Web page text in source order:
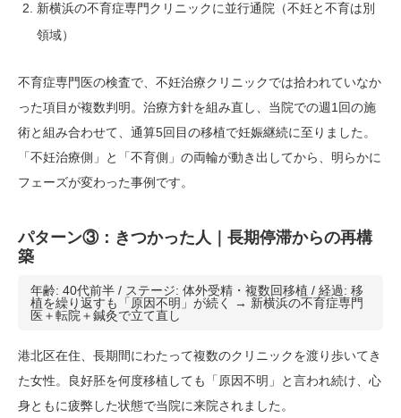
新横浜の不育症専門クリニックに並行通院（不妊と不育は別
領域）
不育症専門医の検査で、不妊治療クリニックでは拾われていなか
った項目が複数判明。治療方針を組み直し、当院での週1回の施
術と組み合わせて、通算5回目の移植で妊娠継続に至りました。
「不妊治療側」と「不育側」の両輪が動き出してから、明らかに
フェーズが変わった事例です。
パターン③：きつかった人｜長期停滞からの再構
築
年齢: 40代前半 / ステージ: 体外受精・複数回移植 / 経過: 移
植を繰り返すも「原因不明」が続く → 新横浜の不育症専門
医＋転院＋鍼灸で立て直し
港北区在住、長期間にわたって複数のクリニックを渡り歩いてき
た女性。良好胚を何度移植しても「原因不明」と言われ続け、心
身ともに疲弊した状態で当院に来院されました。